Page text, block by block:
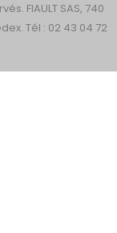
FIAULT SAS, 740
Tél : 02 43 04 72